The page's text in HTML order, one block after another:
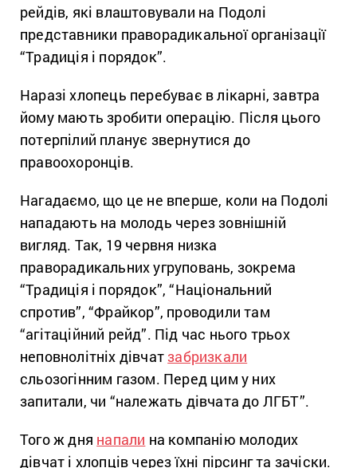
рейдів, які влаштовували на Подолі
представники праворадикальної організації
“Традиція і порядок”.
Наразі хлопець перебуває в лікарні, завтра
йому мають зробити операцію. Після цього
потерпілий планує звернутися до
правоохоронців.
Нагадаємо, що це не вперше, коли на Подолі
нападають на молодь через зовнішній
вигляд. Так, 19 червня низка
праворадикальних угруповань, зокрема
“Традиція і порядок”, “Національний
спротив”, “Фрайкор”, проводили там
“агітаційний рейд”. Під час нього трьох
неповнолітніх дівчатзабризкали
сльозогінним газом. Перед цим у них
запитали, чи “належать дівчата до ЛГБТ”.
Того ж дня напали на компанію молодих
дівчат і хлопців через їхні пірсинг та зачіски.